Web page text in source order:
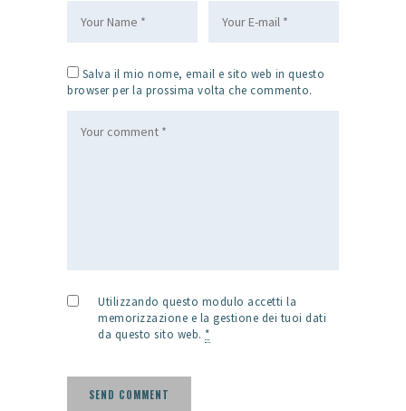
Salva il mio nome, email e sito web in questo
browser per la prossima volta che commento.
Utilizzando questo modulo accetti la
memorizzazione e la gestione dei tuoi dati
da questo sito web. *